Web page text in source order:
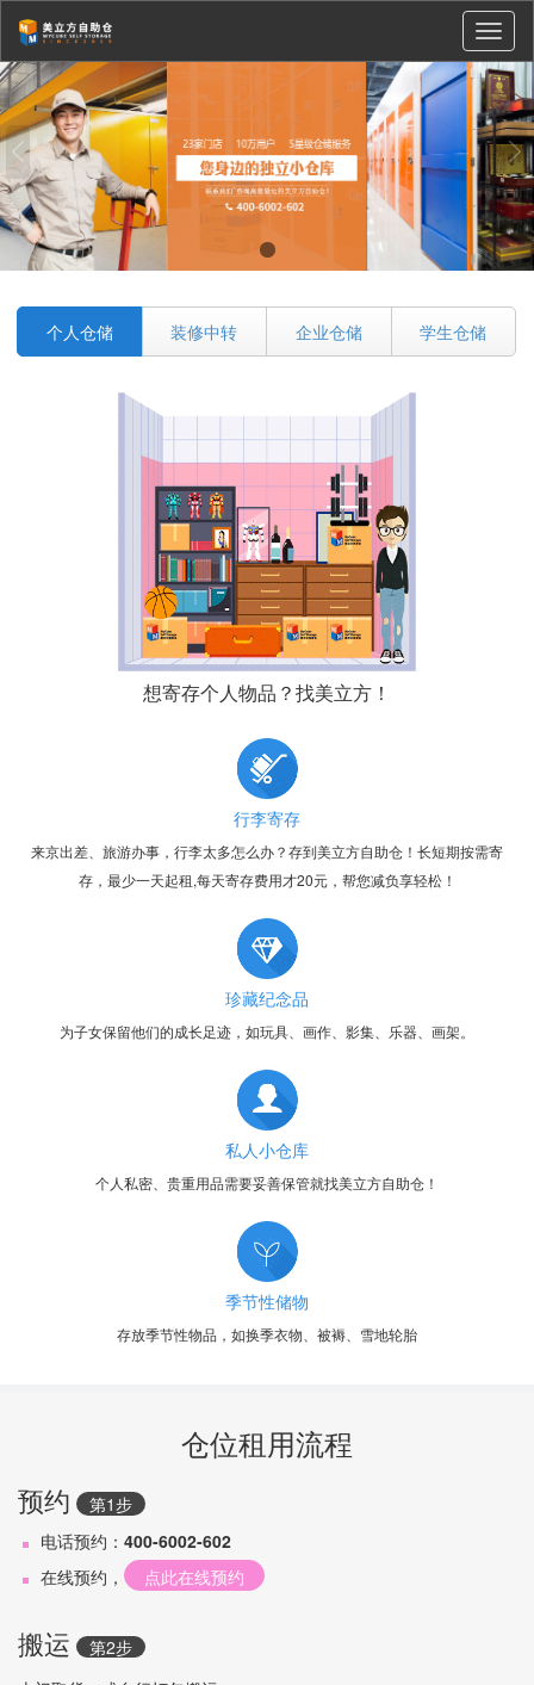
切
换
导
航
个人仓储 装修中转 企业仓储 学生仓储
想寄存个人物品？找美立方！
行李寄存
来京出差、旅游办事，行李太多怎么办？存到美立方自助仓！长短期按需寄
存，最少一天起租,每天寄存费用才20元，帮您减负享轻松！
珍藏纪念品
为子女保留他们的成长足迹，如玩具、画作、影集、乐器、画架。
私人小仓库
个人私密、贵重用品需要妥善保管就找美立方自助仓！
季节性储物
存放季节性物品，如换季衣物、被褥、雪地轮胎
仓位租用流程
预约
第1步
电话预约： 400-6002-602
在线预约，
点此在线预约
第2步
搬运